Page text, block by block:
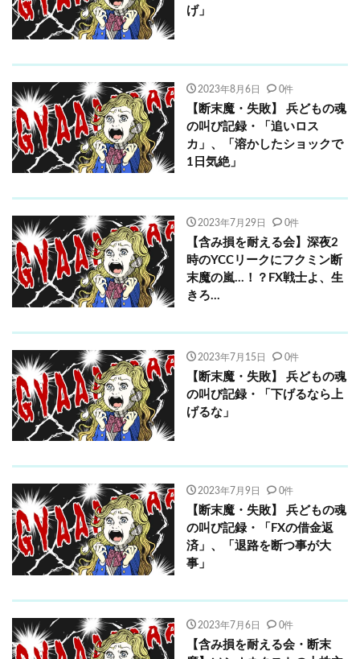
げ」
2023年8月6日 0件
【断末魔・失敗】 兵どもの魂
の叫び記録・「追いロス
カ」、「溶かしたショックで
1日気絶」
2023年7月29日 0件
【含み損を耐える会】深夜2
時のYCCリークにフクミン断
末魔の嵐…！？FX戦士よ、生
きろ…
2023年7月15日 0件
【断末魔・失敗】 兵どもの魂
の叫び記録・「下げるなら上
げるな」
2023年7月9日 0件
【断末魔・失敗】 兵どもの魂
の叫び記録・「FXの借金返
済」、「退路を断つ事が大
事」
2023年7月6日 0件
【含み損を耐える会・断末